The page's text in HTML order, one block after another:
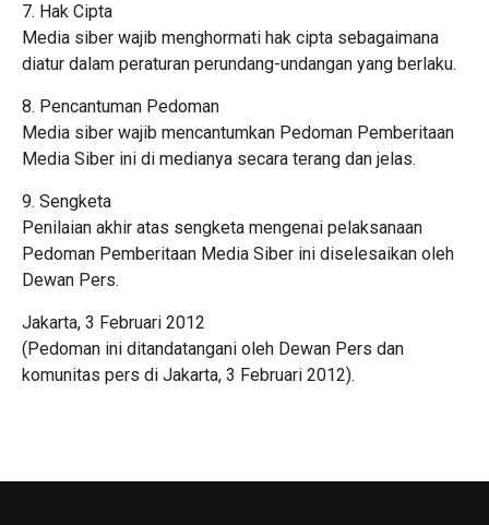
7. Hak Cipta
Media siber wajib menghormati hak cipta sebagaimana
diatur dalam peraturan perundang-undangan yang berlaku.
8. Pencantuman Pedoman
Media siber wajib mencantumkan Pedoman Pemberitaan
Media Siber ini di medianya secara terang dan jelas.
9. Sengketa
Penilaian akhir atas sengketa mengenai pelaksanaan
Pedoman Pemberitaan Media Siber ini diselesaikan oleh
Dewan Pers.
Jakarta, 3 Februari 2012
(Pedoman ini ditandatangani oleh Dewan Pers dan
komunitas pers di Jakarta, 3 Februari 2012).